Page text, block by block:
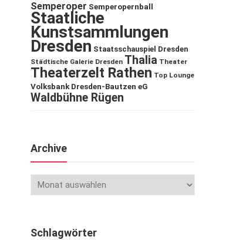
Semperoper Semperopernball
Staatliche
Kunstsammlungen
Dresden Staatsschauspiel Dresden
Städtische Galerie Dresden Thalia Theater
Theaterzelt Rathen Top Lounge
Volksbank Dresden-Bautzen eG
Waldbühne Rügen
Archive
Schlagwörter